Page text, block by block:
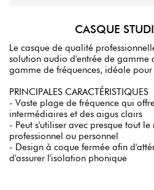
CASQUE
Le casque de qualité
solution audio d'entrée de gamme
gamme de fréquences, idéale
PRINCIPALES CARACTÉRISTIQUES
- Vaste plage de fréquence qui
intermédiaires et des aigus clairs
- Peut s'utiliser avec presque tout
professionnel ou personnel
- Design à coque fermée afin
d'assurer l'isolation phonique